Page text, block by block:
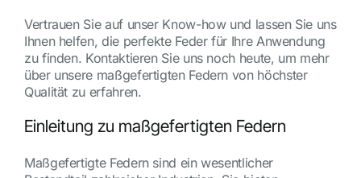
Vertrauen Sie auf unser Know-how und lassen Sie uns
Ihnen helfen, die perfekte Feder für Ihre Anwendung
zu finden. Kontaktieren Sie uns noch heute, um mehr
über unsere maßgefertigten Federn von höchster
Qualität zu erfahren.
Einleitung zu maßgefertigten Federn
Maßgefertigte Federn sind ein wesentlicher